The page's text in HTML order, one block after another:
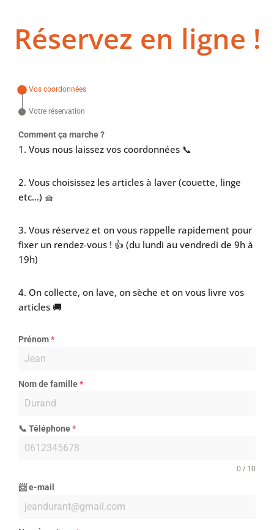
Réservez en ligne !
Vos coordonnées
Votre réservation
Comment ça marche ?
1. Vous nous laissez vos coordonnées 📞
2. Vous choisissez les articles à laver (couette, linge
etc...) 🧺
3. Vous réservez et on vous rappelle rapidement pour
fixer un rendez-vous ! 👍 (du lundi au vendredi de 9h à
19h)
4. On collecte, on lave, on sèche et on vous livre vos
articles 🚚
Prénom*
Nom de famille*
📞 Téléphone*
0 / 10
📨 e-mail